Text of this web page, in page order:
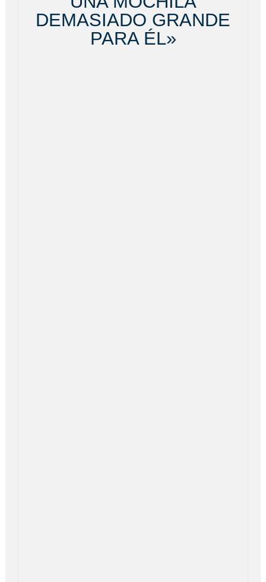
DEMASIADO GRANDE
PARA ÉL»